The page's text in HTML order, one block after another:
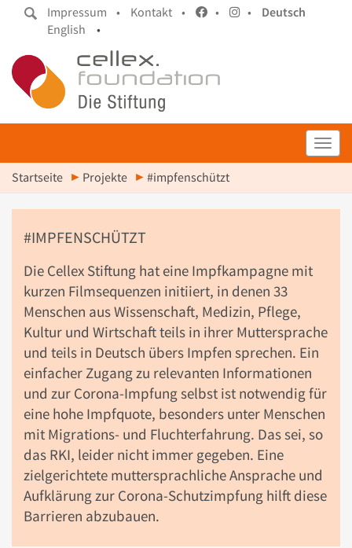
Impressum • Kontakt • • •
Deutsch
English
•
Startseite Projekte #impfenschützt
#IMPFENSCHÜTZT
Die Cellex Stiftung hat eine Impfkampagne mit
kurzen Filmsequenzen initiiert, in denen 33
Menschen aus Wissenschaft, Medizin, Pflege,
Kultur und Wirtschaft teils in ihrer Muttersprache
und teils in Deutsch übers Impfen sprechen. Ein
einfacher Zugang zu relevanten Informationen
und zur Corona-Impfung selbst ist notwendig für
eine hohe Impfquote, besonders unter Menschen
mit Migrations- und Fluchterfahrung. Das sei, so
das RKI, leider nicht immer gegeben. Eine
zielgerichtete muttersprachliche Ansprache und
Aufklärung zur Corona-Schutzimpfung hilft diese
Barrieren abzubauen.